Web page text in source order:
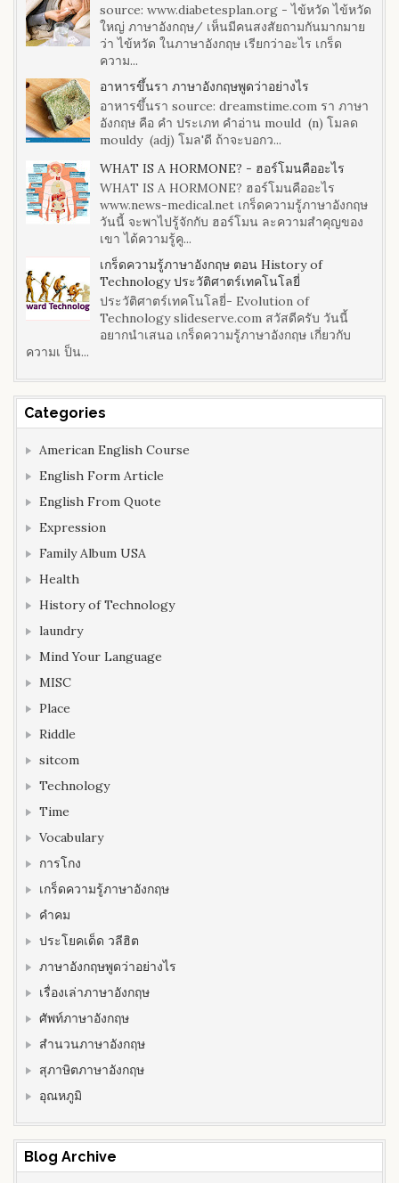
source: www.diabetesplan.org - ไข้หวัด ไข้หวัด
ใหญ่ ภาษาอังกฤษ/ เห็นมีคนสงสัยถามกันมากมาย
ว่า ไข้หวัด ในภาษาอังกฤษ เรียกว่าอะไร เกร็ด
ความ...
อาหารขึ้นรา ภาษาอังกฤษพูดว่าอย่างไร
อาหารขึ้นรา source: dreamstime.com รา ภาษา
อังกฤษ คือ คำ ประเภท คำอ่าน mould (n) โมลด
mouldy (adj) โมล'ดี ถ้าจะบอกว...
WHAT IS A HORMONE? - ฮอร์โมนคืออะไร
WHAT IS A HORMONE? ฮอร์โมนคืออะไร
www.news-medical.net เกร็ดความรู้ภาษาอังกฤษ
วันนี้ จะพาไปรู้จักกับ ฮอร์โมน ละความสำคุญของ
เขา ได้ความรู้คู...
เกร็ดความรู้ภาษาอังกฤษ ตอน History of
Technology ประวัติศาตร์เทคโนโลยี่
ประวัติศาตร์เทคโนโลยี่- Evolution of
Technology slideserve.com สวัสดีครับ วันนี้
อยากนำเสนอ เกร็ดความรู้ภาษาอังกฤษ เกี่ยวกับ
ความเ ป็น...
Categories
American English Course
English Form Article
English From Quote
Expression
Family Album USA
Health
History of Technology
laundry
Mind Your Language
MISC
Place
Riddle
sitcom
Technology
Time
Vocabulary
การโกง
เกร็ดความรู้ภาษาอังกฤษ
คำคม
ประโยคเด็ด วลีฮิต
ภาษาอังกฤษพูดว่าอย่างไร
เรื่องเล่าภาษาอังกฤษ
ศัพท์ภาษาอังกฤษ
สำนวนภาษาอังกฤษ
สุภาษิตภาษาอังกฤษ
อุณหภูมิ
Blog Archive